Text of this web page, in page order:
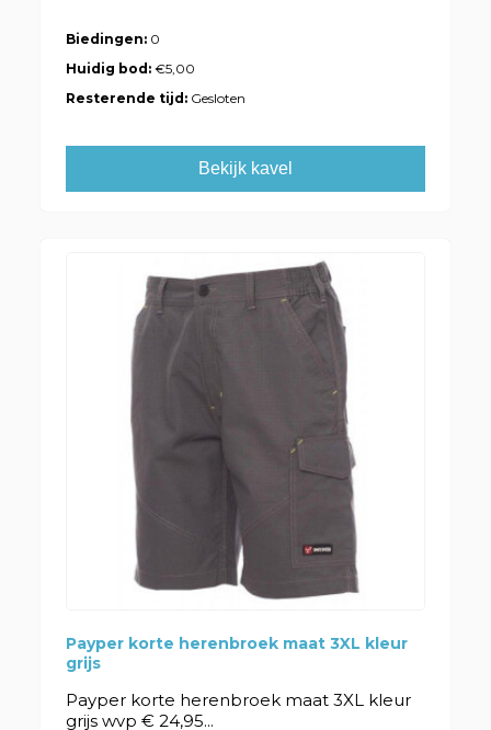
Biedingen: 0
Huidig bod:€5,00
Resterende tijd: Gesloten
Bekijk kavel
Payper korte herenbroek maat 3XL kleur
grijs
Payper korte herenbroek maat 3XL kleur
grijs wvp € 24,95...